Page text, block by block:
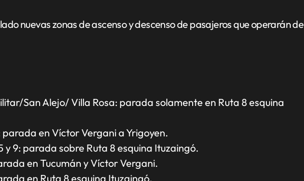
nuevas zonas de ascenso y descenso de pasajeros que operarán de
San Alejo/ Villa Rosa: parada solamente en Ruta 8 esquina
en Víctor Vergani a Yrigoyen.
y 9: parada sobre Ruta 8 esquina Ituzaingó.
en Tucumán y Víctor Vergani.
en Ruta 8 esquina Ituzaingó.